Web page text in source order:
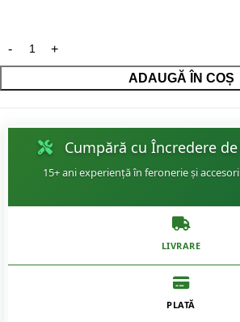
ADAUGĂ ÎN COȘ
Cumpără cu Încredere
15+ ani experiență în feronerie și
LIVRARE
PLATĂ